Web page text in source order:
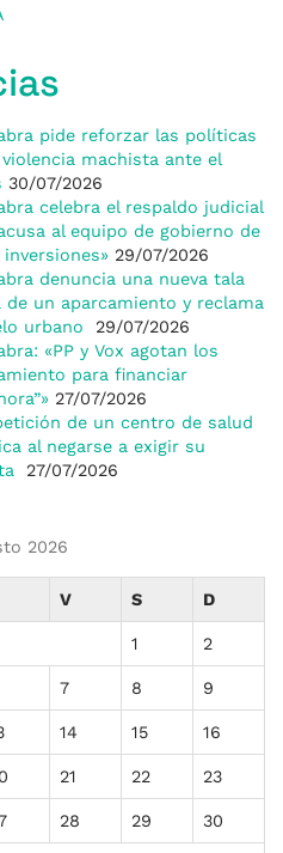
pide reforzar las políticas
machista ante el
30/07/2026
celebra el respaldo judicial
al equipo de gobierno de
29/07/2026
denuncia una nueva tala
un aparcamiento y reclama
urbano
29/07/2026
«PP y Vox agotan los
para financiar
27/07/2026
de un centro de salud
al negarse a exigir su
27/07/2026
2026
V S D
1 2
7 8 9
14 15 16
21 22 23
28 29 30